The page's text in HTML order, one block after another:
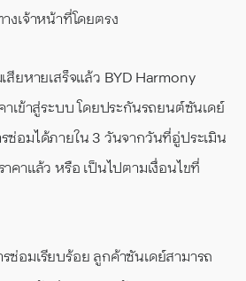
งเจ้าหน้าที่โดยตรง
สียหายเสร็จแล้ว BYD Harmony
าเข้าสู่ระบบ โดยประกันรถยนต์ซันเดย์
ซ่อมได้ภายใน 3 วันจากวันที่อู่ประเมิน
คาแล้ว หรือ เป็นไปตามเงื่อนไขที่
ซ่อมเรียบร้อย ลูกค้าซันเดย์สามารถ